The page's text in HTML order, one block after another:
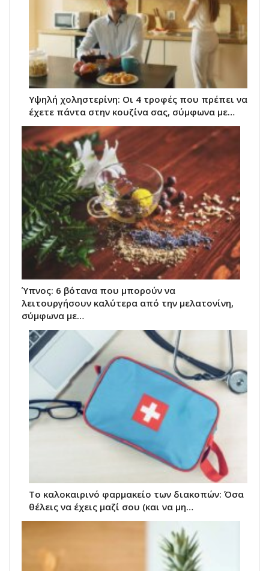
Υψηλή χοληστερίνη: Οι 4 τροφές που πρέπει να
έχετε πάντα στην κουζίνα σας, σύμφωνα με…
Ύπνος: 6 βότανα που μπορούν να
λειτουργήσουν καλύτερα από την μελατονίνη,
σύμφωνα με…
Το καλοκαιρινό φαρμακείο των διακοπών: Όσα
θέλεις να έχεις μαζί σου (και να μη…